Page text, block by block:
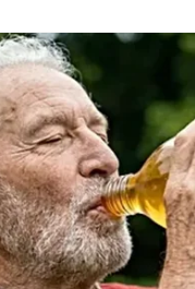
Weißwein
a 200 g
oder Anregungen zum